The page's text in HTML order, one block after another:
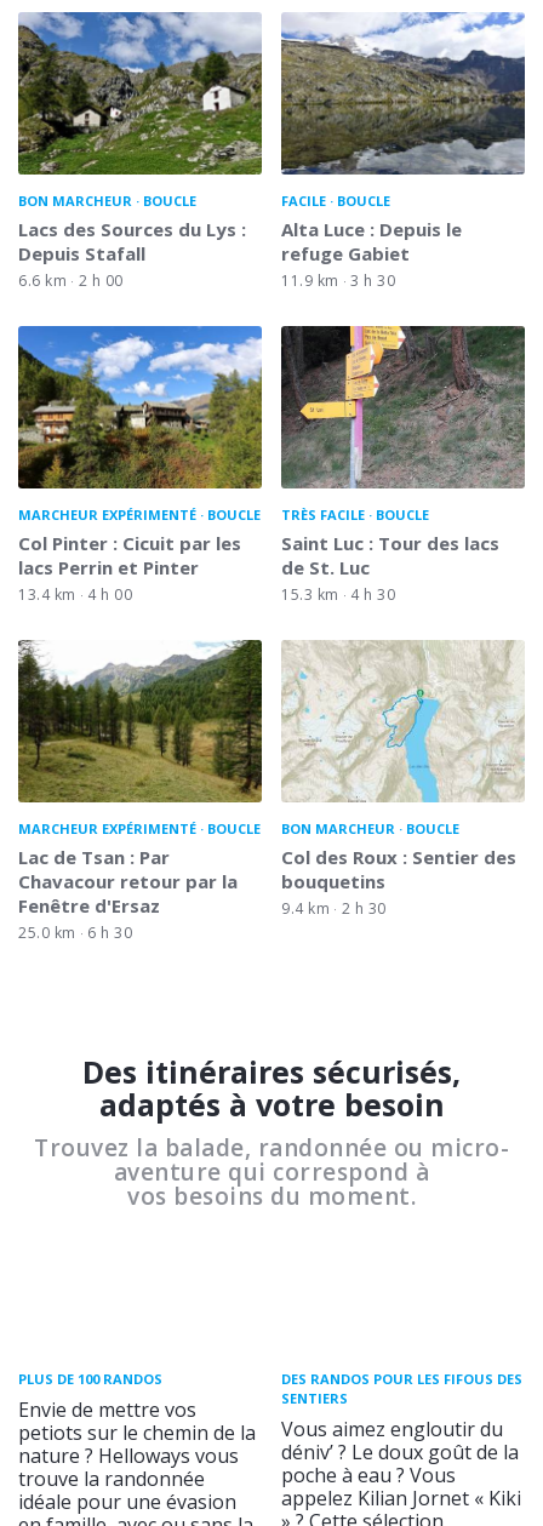
BON MARCHEUR BOUCLE
Lacs des Sources du Lys :
Depuis Stafall
6.6 km 2 h 00
FACILE BOUCLE
Alta Luce : Depuis le
refuge Gabiet
11.9 km 3 h 30
MARCHEUR EXPÉRIMENTÉ BOUCLE
Col Pinter : Cicuit par les
lacs Perrin et Pinter
13.4 km 4 h 00
TRÈS FACILE BOUCLE
Saint Luc : Tour des lacs
de St. Luc
15.3 km 4 h 30
MARCHEUR EXPÉRIMENTÉ BOUCLE
Lac de Tsan : Par
Chavacour retour par la
Fenêtre d'Ersaz
25.0 km 6 h 30
BON MARCHEUR BOUCLE
Col des Roux : Sentier des
bouquetins
9.4 km 2 h 30
Des itinéraires sécurisés,
adaptés à votre besoin
Trouvez la balade, randonnée ou micro-
aventure qui correspond à
vos besoins du moment.
PLUS DE 100 RANDOS
Envie de mettre vos
petiots sur le chemin de la
nature ? Helloways vous
trouve la randonnée
idéale pour une évasion
DES RANDOS POUR LES FIFOUS DES
SENTIERS
Vous aimez engloutir du
déniv’ ? Le doux goût de la
poche à eau ? Vous
appelez Kilian Jornet « Kiki